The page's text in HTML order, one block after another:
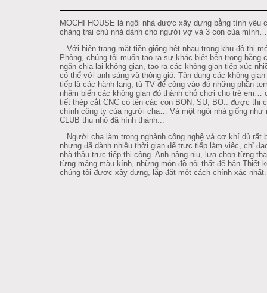
MOCHI HOUSE là ngôi nhà được xây dựng bằng tình yêu
chàng trai chủ nhà dành cho người vợ và 3 con của mình…
Với hiện trạng mặt tiền giống hệt nhau trong khu đô thị
Phòng, chúng tôi muốn tạo ra sự khác biệt bên trong bằng
ngăn chia lại không gian, tạo ra các không gian tiếp xúc
có thể với anh sáng và thông gió. Tận dụng các không
tiếp là các hành lang, tủ TV để cộng vào đó những phần
nhằm biến các không gian đó thành chỗ chơi cho trẻ em…
tiết thép cắt CNC có tên các con BON, SU, BO.. được thi
chính công ty của người cha… Và một ngôi nhà giống
CLUB thu nhỏ đã hình thành...
Người cha làm trong nghành công nghệ và cơ khí dù rất
nhưng đã dành nhiều thời gian để trực tiếp làm việc, chỉ
nhà thầu trực tiếp thi công. Anh nâng niu, lựa chọn từng
từng mảng màu kính, những món đồ nội thất để bản Thiết
chúng tôi được xây dựng, lắp đặt một cách chính xác nhất.